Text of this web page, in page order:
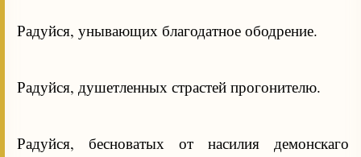
Радуйся, унывающих благодатное ободрение.
Радуйся, душетленных страстей прогонителю.
Радуйся, бесноватых от насилия демонскаго